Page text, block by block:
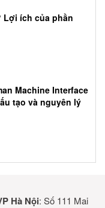
Lợi ích của phần
Machine Interface
tạo và nguyên lý
Hà Nội: Số 111 Mai